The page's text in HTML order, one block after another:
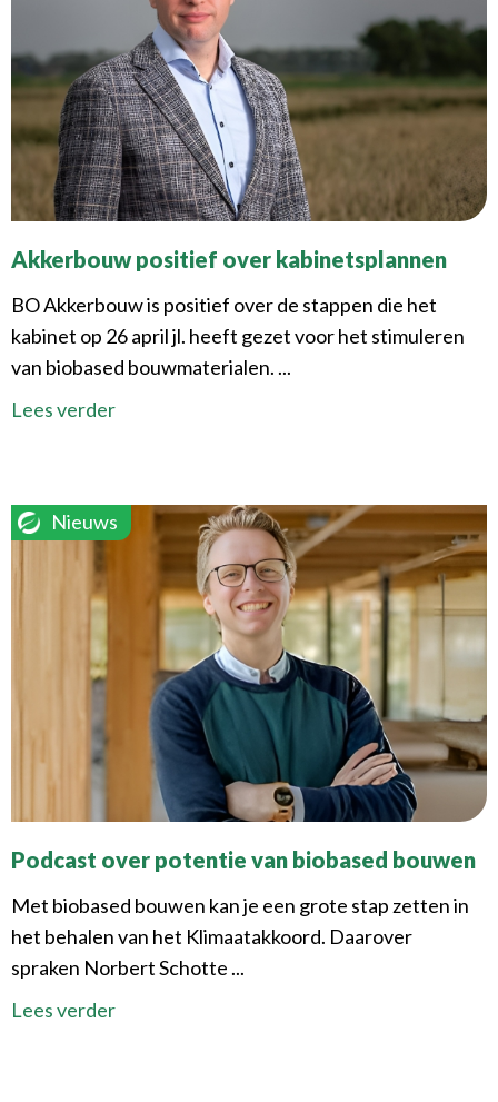
Akkerbouw positief over kabinetsplannen
BO Akkerbouw is positief over de stappen die het
kabinet op 26 april jl. heeft gezet voor het stimuleren
van biobased bouwmaterialen. ...
Lees verder
Nieuws
Podcast over potentie van biobased bouwen
Met biobased bouwen kan je een grote stap zetten in
het behalen van het Klimaatakkoord. Daarover
spraken Norbert Schotte ...
Lees verder